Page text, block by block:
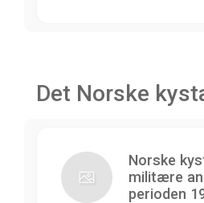
Det Norske
Norske
militære
perioden